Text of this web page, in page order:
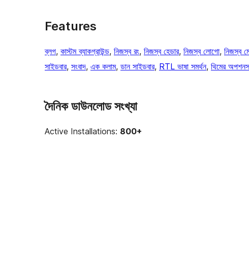
Features
ব্লগ, কাস্টম ব্যাকগ্রাউন্ড, নিজস্ব রং, নিজস্ব হেডার, নিজস্ব লোগো, নিজস্ব
সাইডবার, সংবাদ, এক কলাম, ডান সাইডবার, RTL ভাষা সমর্থন, থিমের
দৈনিক ডাউনলোড সংখ্যা
Active Installations: 800+